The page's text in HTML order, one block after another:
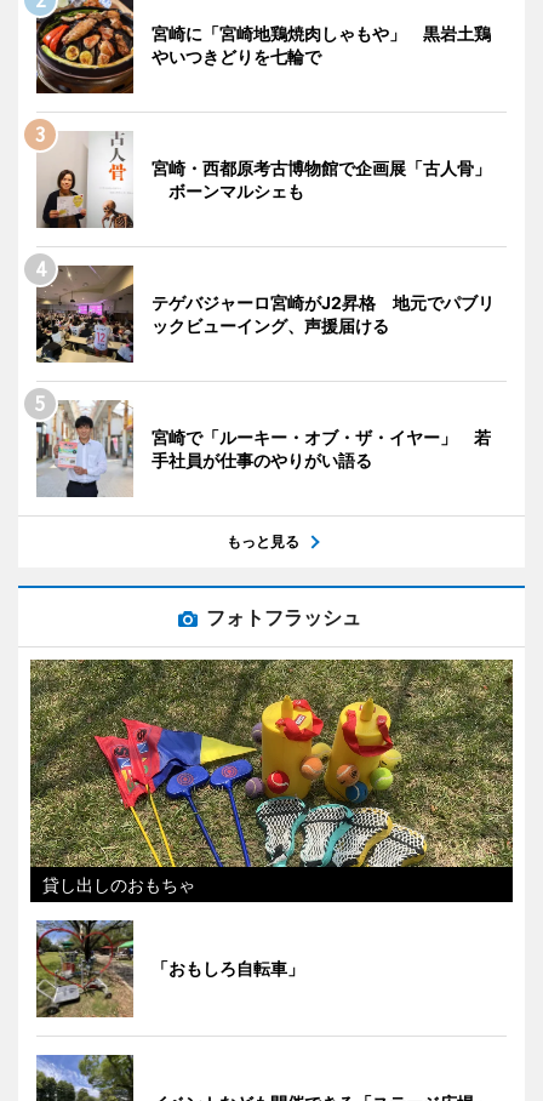
宮崎に「宮崎地鶏焼肉しゃもや」 黒岩土鶏
やいつきどりを七輪で
宮崎・西都原考古博物館で企画展「古人骨」
ボーンマルシェも
テゲバジャーロ宮崎がJ2昇格 地元でパブリ
ックビューイング、声援届ける
宮崎で「ルーキー・オブ・ザ・イヤー」 若
手社員が仕事のやりがい語る
もっと見る
フォトフラッシュ
貸し出しのおもちゃ
「おもしろ自転車」